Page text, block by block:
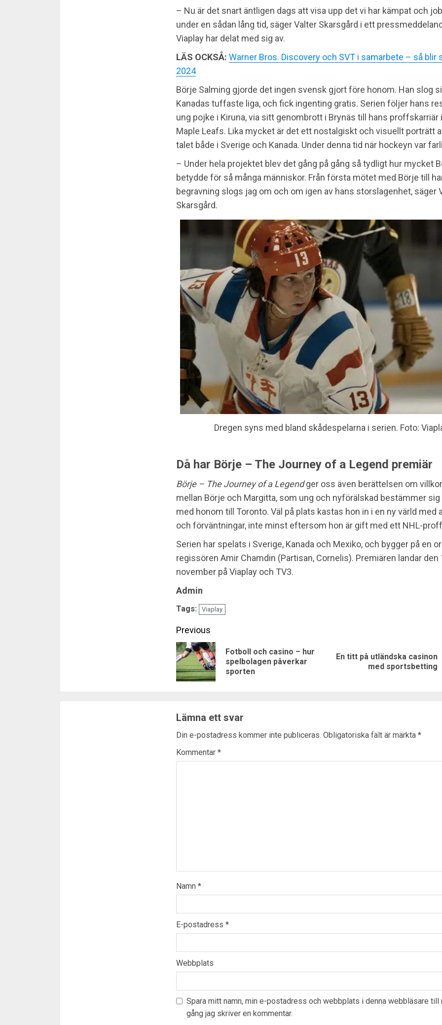
– Nu är det snart äntligen dags att visa upp det vi har kämpat och
under en sådan lång tid, säger Valter Skarsgård i ett
Viaplay har delat med sig av.
LÄS OCKSÅ: Warner Bros. Discovery och SVT i samarbete – så blir
2024
Börje Salming gjorde det ingen svensk gjort före honom. Han slog
Kanadas tuffaste liga, och fick ingenting gratis. Serien följer hans
ung pojke i Kiruna, via sitt genombrott i Brynäs till hans proffskarriär
Maple Leafs. Lika mycket är det ett nostalgiskt och visuellt porträtt
talet både i Sverige och Kanada. Under denna tid när hockeyn var
– Under hela projektet blev det gång på gång så tydligt hur mycket
betydde för så många människor. Från första mötet med Börje till
begravning slogs jag om och om igen av hans storslagenhet, säger
Skarsgård.
Dregen syns med bland skådespelarna i serien. Foto:
Då har Börje – The Journey of a Legend premiär
Börje – The Journey of a Legendger oss även berättelsen om
mellan Börje och Margitta, som ung och nyförälskad bestämmer
med honom till Toronto. Väl på plats kastas hon in i en ny värld med
och förväntningar, inte minst eftersom hon är gift med ett NHL-
Serien har spelats i Sverige, Kanada och Mexiko, och bygger på en
regissören Amir Chamdin (Partisan, Cornelis). Premiären landar den
november på Viaplay och TV3.
Admin
Tags: Viaplay
Continue
Reading
Previous
Previous
Fotboll och casino – hur
spelbolagen påverkar
sporten
Next
En titt på utländska casinon
med sportsbetting
Lämna ett svar
Din e-postadress kommer inte publiceras. Obligatoriska fält är märkta *
Kommentar *
Namn *
E-postadress *
Webbplats
Spara mitt namn, min e-postadress och webbplats i denna webbläsare till
gång jag skriver en kommentar.